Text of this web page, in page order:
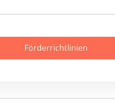
Förderrichtlinien